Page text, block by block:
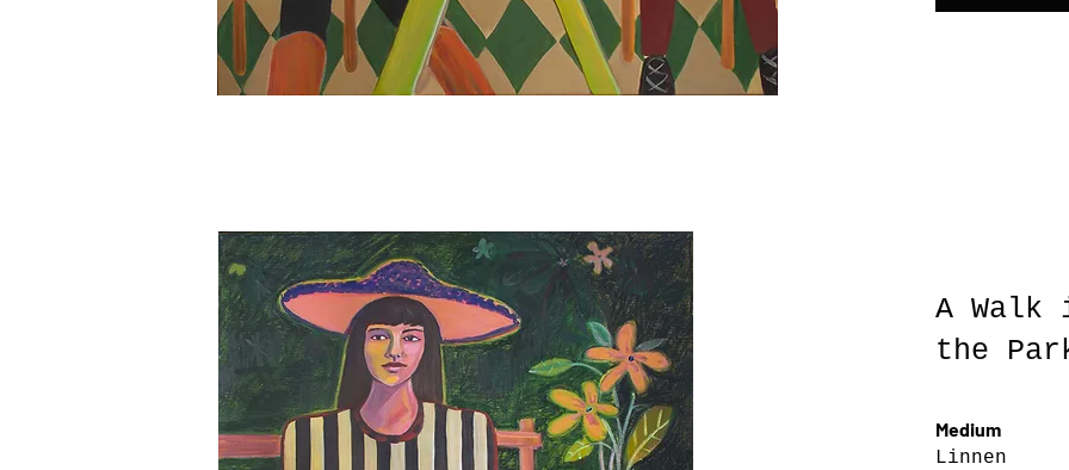
A Walk
the
Medium
Linnen